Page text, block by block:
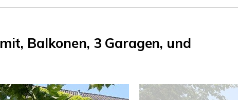
Balkonen, 3 Garagen, und